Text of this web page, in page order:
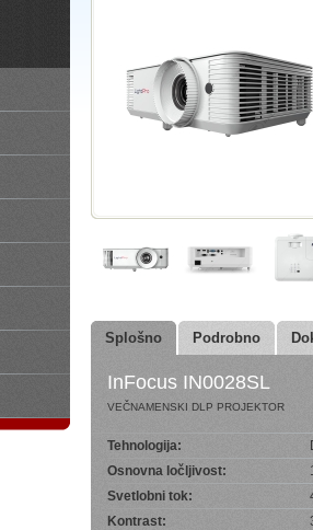
Splošno Podrobno
InFocus IN0028SL
VEČNAMENSKI DLP PROJEKTOR
Tehnologija:
Osnovna ločljivost:
Svetlobni tok:
Kontrast: